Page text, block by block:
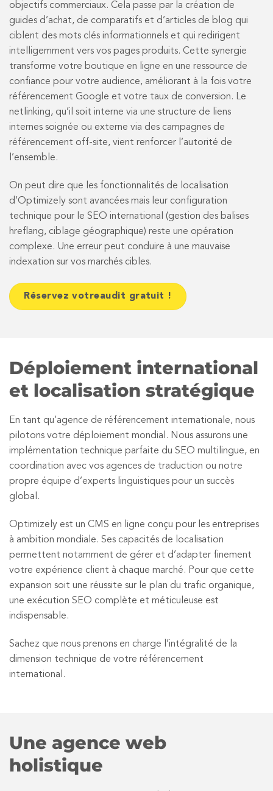
objectifs commerciaux. Cela passe par la création de
guides d’achat, de comparatifs et d’articles de blog qui
ciblent des mots clés informationnels et qui redirigent
intelligemment vers vos pages produits. Cette synergie
transforme votre boutique en ligne en une ressource de
confiance pour votre audience, améliorant à la fois votre
référencement Google et votre taux de conversion. Le
netlinking, qu’il soit interne via une structure de liens
internes soignée ou externe via des campagnes de
référencement off-site, vient renforcer l’autorité de
l’ensemble.
On peut dire que les fonctionnalités de localisation
d’Optimizely sont avancées mais leur configuration
technique pour le SEO international (gestion des balises
hreflang, ciblage géographique) reste une opération
complexe. Une erreur peut conduire à une mauvaise
indexation sur vos marchés cibles.
Réservez votreaudit gratuit !
Déploiement international
et localisation stratégique
En tant qu’agence de référencement internationale, nous
pilotons votre déploiement mondial. Nous assurons une
implémentation technique parfaite du SEO multilingue, en
coordination avec vos agences de traduction ou notre
propre équipe d’experts linguistiques pour un succès
global.
Optimizely est un CMS en ligne conçu pour les entreprises
à ambition mondiale. Ses capacités de localisation
permettent notamment de gérer et d’adapter finement
votre expérience client à chaque marché. Pour que cette
expansion soit une réussite sur le plan du trafic organique,
une exécution SEO complète et méticuleuse est
indispensable.
Sachez que nous prenons en charge l’intégralité de la
dimension technique de votre référencement
international.
Une agence web
holistique